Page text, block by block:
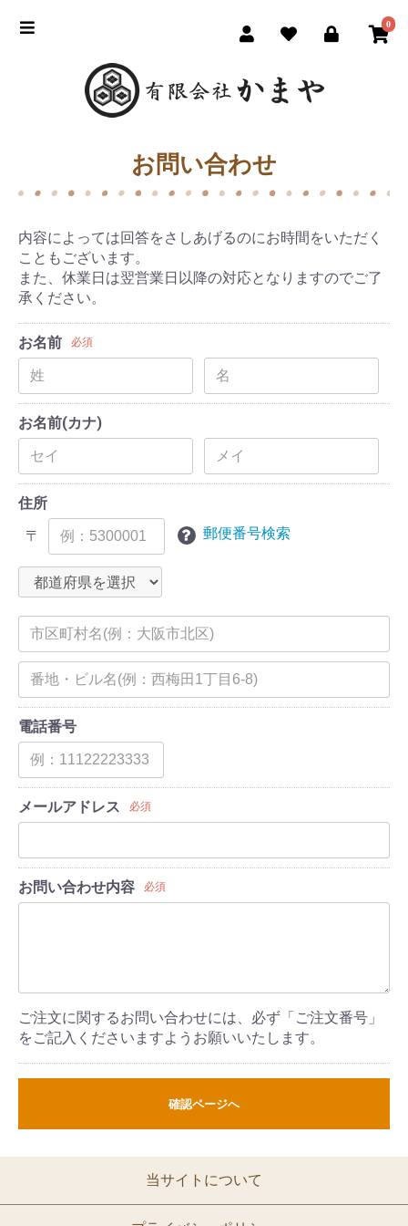
0
お問い合わせ
内容によっては回答をさしあげるのにお時間をいただく
こともございます。
また、休業日は翌営業日以降の対応となりますのでご了
承ください。
お名前 必須
お名前(カナ)
住所
〒
郵便番号検索
電話番号
メールアドレス 必須
お問い合わせ内容 必須
ご注文に関するお問い合わせには、必ず「ご注文番号」
をご記入くださいますようお願いいたします。
確認ページへ
当サイトについて